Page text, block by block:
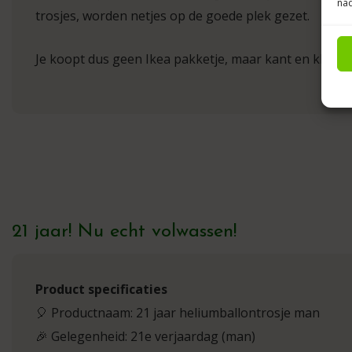
trosjes, worden netjes op de goede plek gezet.
Je koopt dus geen Ikea pakketje, maar kant en klare
21 jaar! Nu echt volwassen!
Product specificaties
🎈 Productnaam: 21 jaar heliumballontrosje man
🎉 Gelegenheid: 21e verjaardag (man)